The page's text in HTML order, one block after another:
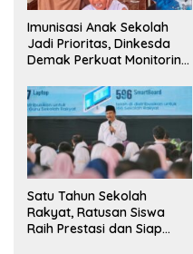
Imunisasi Anak Sekolah
Jadi Prioritas, Dinkesda
Demak Perkuat Monitoring
Satu Tahun Sekolah
Rakyat, Ratusan Siswa
Raih Prestasi dan Siap